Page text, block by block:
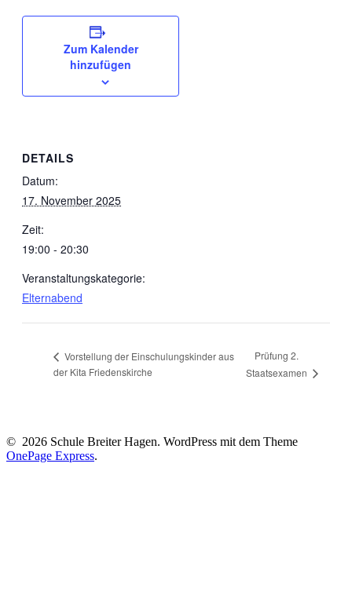
Zum Kalender
hinzufügen
DETAILS
Datum:
17. November 2025
Zeit:
19:00 - 20:30
Veranstaltungskategorie:
Elternabend
Vorstellung der Einschulungskinder aus
der Kita Friedenskirche
Prüfung 2.
Staatsexamen
© 2026 Schule Breiter Hagen. WordPress mit dem Theme
OnePage Express.